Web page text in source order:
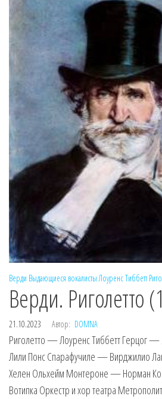
Верди Выдающиеся вокалисты Лоуренс Тиббетт
Верди. Риголетто
21.10.2023 Автор: DOMNA
Риголетто — Лоуренс Тиббетт Герцог
Лили Понс Спарафучиле — Вирджилио
Хелен Ольхейм Монтероне — Норман
Вотипка Оркестр и хор театра